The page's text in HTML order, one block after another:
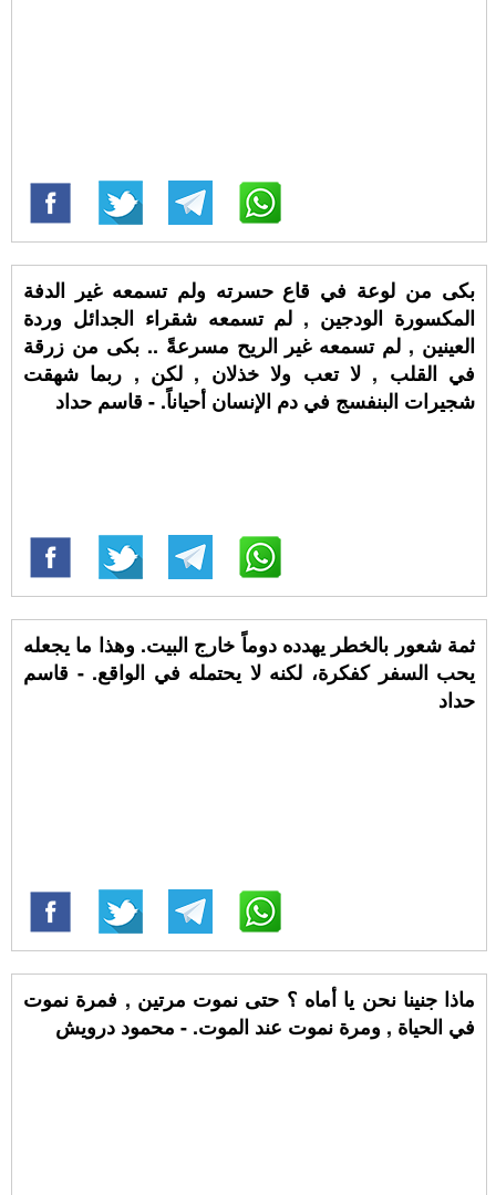
بكى من لوعة في قاع حسرته ولم تسمعه غير الدفة
المكسورة الودجين , لم تسمعه شقراء الجدائل وردة
العينين , لم تسمعه غير الريح مسرعةً .. بكى من زرقة
في القلب , لا تعب ولا خذلان , لكن , ربما شهقت
شجيرات البنفسج في دم الإنسان أحياناً. - قاسم حداد
ثمة شعور بالخطر يهدده دوماً خارج البيت. وهذا ما يجعله
يحب السفر كفكرة، لكنه لا يحتمله في الواقع. - قاسم
حداد
ماذا جنينا نحن يا أماه ؟ حتى نموت مرتين , فمرة نموت
في الحياة , ومرة نموت عند الموت. - محمود درويش